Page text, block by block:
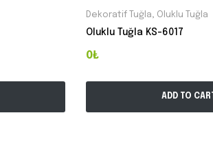
Dekoratif Tuğla, Oluklu Tuğla
Oluklu Tuğla KS-6017
0₺
ADD TO CART